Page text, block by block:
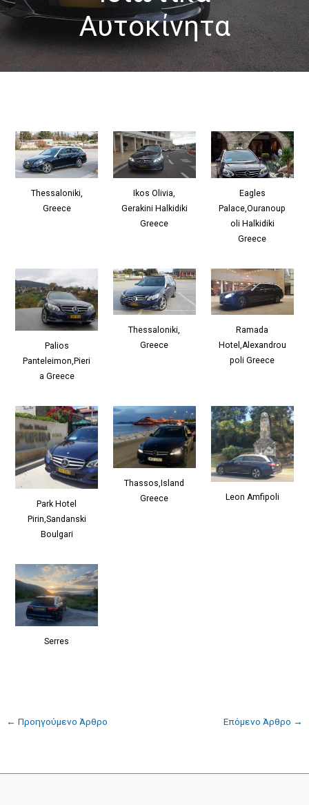
Αυτοκίνητα
Thessaloniki,
Greece
Ikos Olivia,
Gerakini Halkidiki
Greece
Eagles
Palace,Ouranoup
oli Halkidiki
Greece
Palios
Panteleimon,Pieri
a Greece
Thessaloniki,
Greece
Ramada
Hotel,Alexandrou
poli Greece
Park Hotel
Pirin,Sandanski
Boulgari
Thassos,Island
Greece
Leon Amfipoli
Serres
← Προηγούμενο Άρθρο Επόμενο Άρθρο →